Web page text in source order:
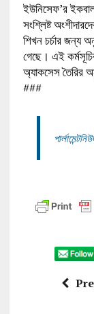
ইউনিসেফ’র
সংশ্লিষ্ট
শিখন চর্চার জন্য
গেছে। এই
অ্যাকসেস তৈরির
###